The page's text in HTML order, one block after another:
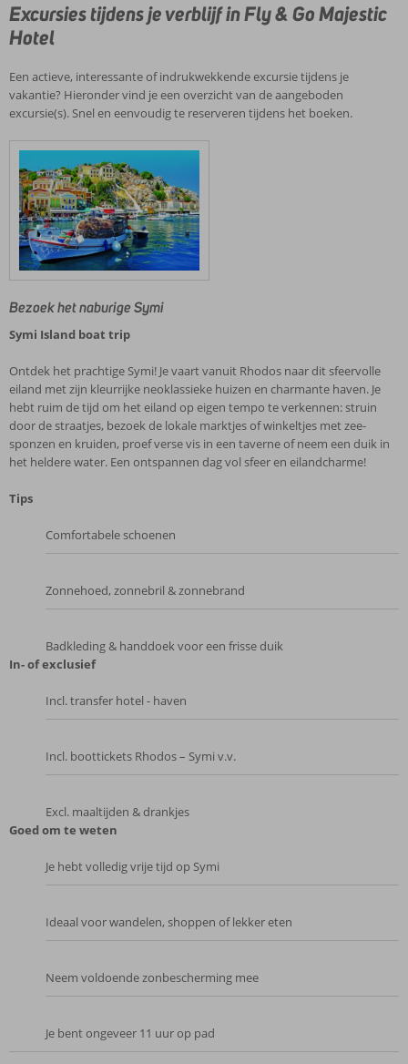
Excursies tijdens je verblijf in Fly & Go Majestic
Hotel
Een actieve, interessante of indrukwekkende excursie tijdens je
vakantie? Hieronder vind je een overzicht van de aangeboden
excursie(s). Snel en eenvoudig te reserveren tijdens het boeken.
Bezoek het naburige Symi
Symi Island boat trip
Ontdek het prachtige Symi! Je vaart vanuit Rhodos naar dit sfeervolle
eiland met zijn kleurrijke neoklassieke huizen en charmante haven. Je
hebt ruim de tijd om het eiland op eigen tempo te verkennen: struin
door de straatjes, bezoek de lokale marktjes of winkeltjes met zee­
sponzen en kruiden, proef verse vis in een taverne of neem een duik in
het heldere water. Een ontspannen dag vol sfeer en eilandcharme!
Tips
Comfortabele schoenen
Zonnehoed, zonnebril & zonnebrand
Badkleding & handdoek voor een frisse duik
In- of exclusief
Incl. transfer hotel - haven
Incl. boottickets Rhodos – Symi v.v.
Excl. maaltijden & drankjes
Goed om te weten
Je hebt volledig vrije tijd op Symi
Ideaal voor wandelen, shoppen of lekker eten
Neem voldoende zonbescherming mee
Je bent ongeveer 11 uur op pad